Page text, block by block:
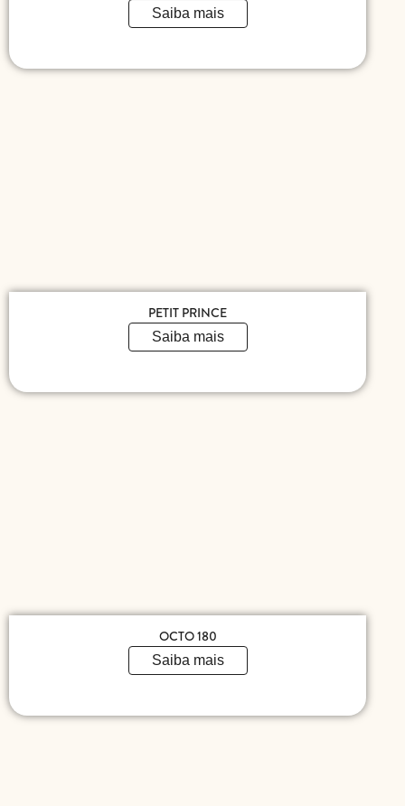
Saiba mais
PETIT PRINCE
Saiba mais
OCTO 180
Saiba mais